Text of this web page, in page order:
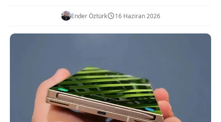
Ender Öztürk 16 Haziran 2026